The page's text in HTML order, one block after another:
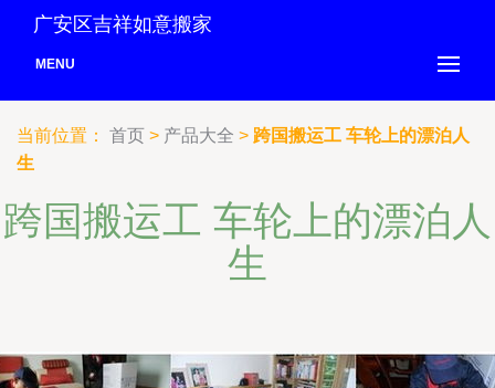
广安区吉祥如意搬家
MENU
当前位置： 首页 > 产品大全 > 跨国搬运工 车轮上的漂泊人
生
跨国搬运工 车轮上的漂泊人
生